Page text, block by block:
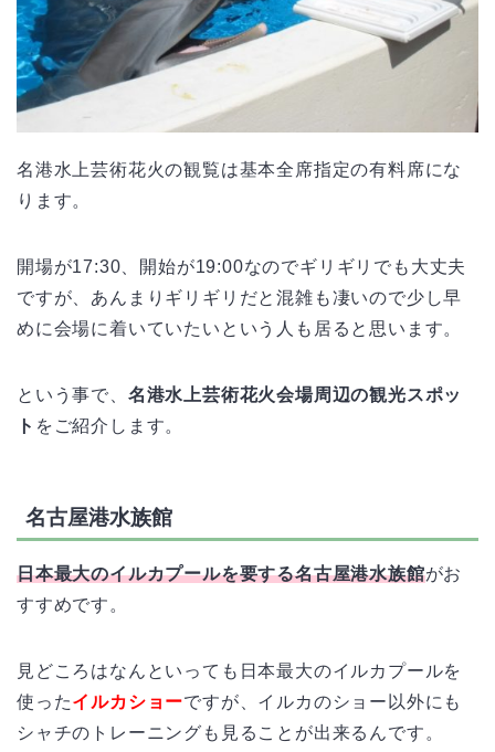
名港水上芸術花火の観覧は基本全席指定の有料席にな
ります。
開場が17:30、開始が19:00なのでギリギリでも大丈夫
ですが、あんまりギリギリだと混雑も凄いので少し早
めに会場に着いていたいという人も居ると思います。
という事で、 名港水上芸術花火会場周辺の観光スポッ
ト をご紹介します。
名古屋港水族館
日本最大のイルカプールを要する名古屋港水族館がお
すすめです。
見どころはなんといっても日本最大のイルカプールを
使ったイルカショーですが、イルカのショー以外にも
シャチのトレーニングも見ることが出来るんです。